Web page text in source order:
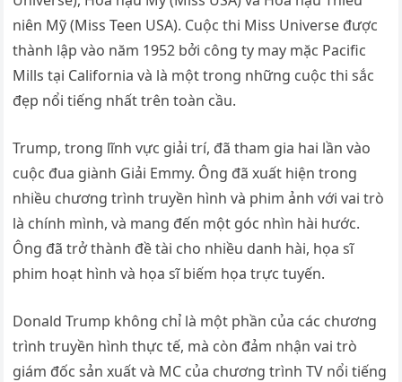
niên Mỹ (Miss Teen USA). Cuộc thi Miss Universe được
thành lập vào năm 1952 bởi công ty may mặc Pacific
Mills tại California và là một trong những cuộc thi sắc
đẹp nổi tiếng nhất trên toàn cầu.
Trump, trong lĩnh vực giải trí, đã tham gia hai lần vào
cuộc đua giành Giải Emmy. Ông đã xuất hiện trong
nhiều chương trình truyền hình và phim ảnh với vai trò
là chính mình, và mang đến một góc nhìn hài hước.
Ông đã trở thành đề tài cho nhiều danh hài, họa sĩ
phim hoạt hình và họa sĩ biếm họa trực tuyến.
Donald Trump không chỉ là một phần của các chương
trình truyền hình thực tế, mà còn đảm nhận vai trò
giám đốc sản xuất và MC của chương trình TV nổi tiếng